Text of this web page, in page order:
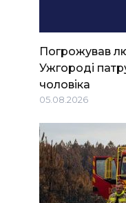
Погрожував
Ужгороді
чоловіка
05.08.2026